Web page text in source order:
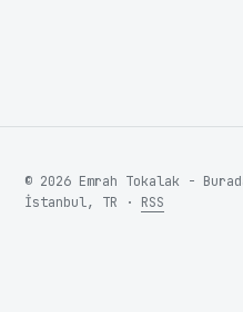
© 2026 Emrah Tokalak -
İstanbul, TR · RSS